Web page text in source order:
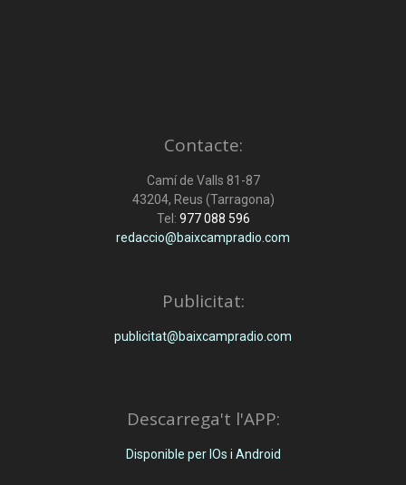
Contacte:
Camí de Valls 81-87
43204, Reus (Tarragona)
Tel: 977 088 596
redaccio@baixcampradio.com
Publicitat:
publicitat@baixcampradio.com
Descarrega't l'APP:
Disponible per IOs i Android